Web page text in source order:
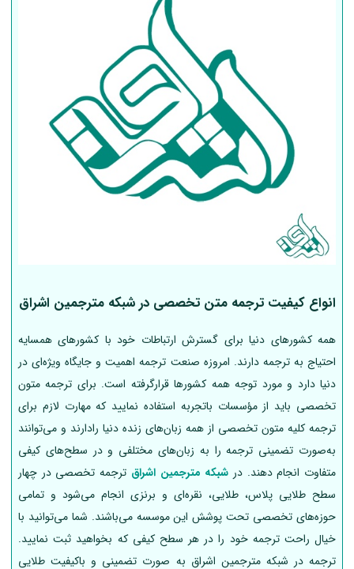
انواع کیفیت ترجمه متن تخصصی در شبکه مترجمین اشراق
همه کشورهای دنیا برای گسترش ارتباطات خود با کشورهای همسایه
احتیاج به ترجمه دارند. امروزه صنعت ترجمه اهمیت و جایگاه ویژه‌ای در
دنیا دارد و مورد توجه همه کشورها قرارگرفته است. برای ترجمه متون
تخصصی باید از مؤسسات باتجربه استفاده نمایید که مهارت لازم برای
ترجمه کلیه متون تخصصی از همه زبان‌های زنده دنیا رادارند و می‌توانند
به‌صورت تضمینی ترجمه را به زبان‌های مختلفی و در سطح‌های کیفی
متفاوت انجام دهند. در شبکه مترجمین اشراق ترجمه تخصصی در چهار
سطح طلایی پلاس، طلایی، نقره‌ای و برنزی انجام می‌شود و تمامی
حوزه‌های تخصصی تحت پوشش این موسسه می‌باشند. شما می‌توانید با
خیال راحت ترجمه خود را در هر سطح کیفی که بخواهید ثبت نمایید.
ترجمه در شبکه مترجمین اشراق به‌ صورت تضمینی و باکیفیت طلایی